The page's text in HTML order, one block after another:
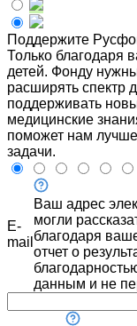
Поддержите
Только благодаря
детей. Фонду
расширять спектр
поддерживать
медицинские
поможет нам
задачи.
E-
mail
Ваш адрес
могли
благодаря
отчет о
данным и не